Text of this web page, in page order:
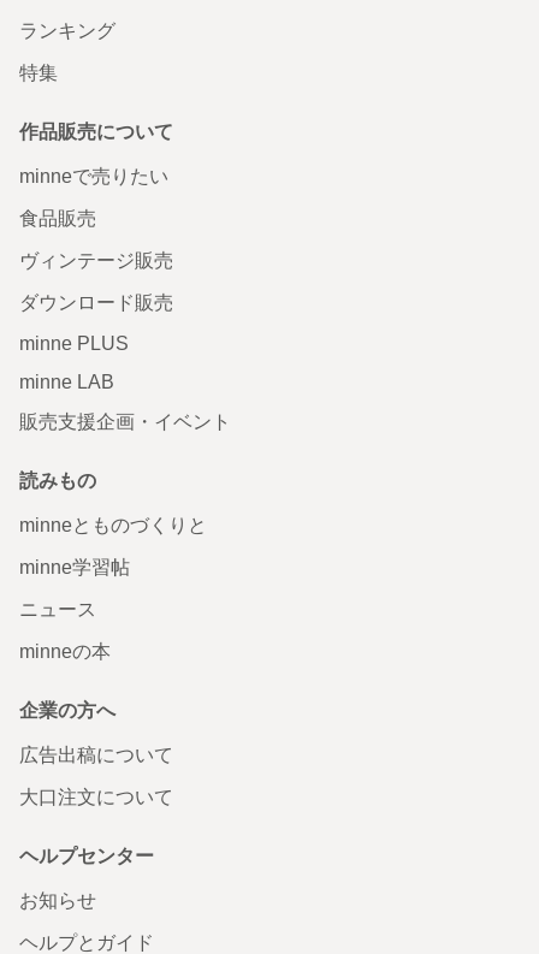
ランキング
特集
作品販売について
minneで売りたい
食品販売
ヴィンテージ販売
ダウンロード販売
minne PLUS
minne LAB
販売支援企画・イベント
読みもの
minneとものづくりと
minne学習帖
ニュース
minneの本
企業の方へ
広告出稿について
大口注文について
ヘルプセンター
お知らせ
ヘルプとガイド